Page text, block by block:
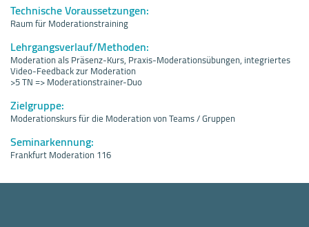
Technische Voraussetzungen:
Raum für Moderationstraining
Lehrgangsverlauf/Methoden:
Moderation als Präsenz-Kurs, Praxis-Moderationsübungen, integriertes
Video-Feedback zur Moderation
>5 TN => Moderationstrainer-Duo
Zielgruppe:
Moderationskurs für die Moderation von Teams / Gruppen
Seminarkennung:
Frankfurt Moderation 116